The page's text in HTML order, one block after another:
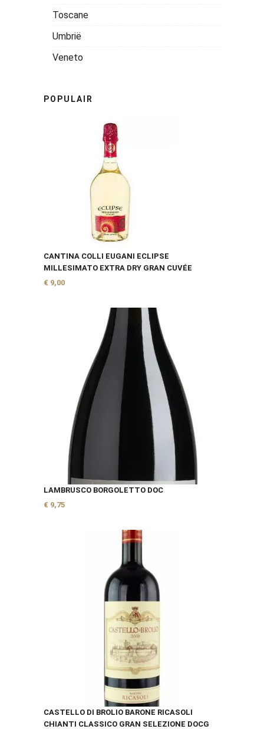
Toscane
Umbrië
Veneto
POPULAIR
CANTINA COLLI EUGANI ECLIPSE
MILLESIMATO EXTRA DRY GRAN CUVÉE
€ 9,00
LAMBRUSCO BORGOLETTO DOC
€ 9,75
CASTELLO DI BROLIO BARONE RICASOLI
CHIANTI CLASSICO GRAN SELEZIONE DOCG